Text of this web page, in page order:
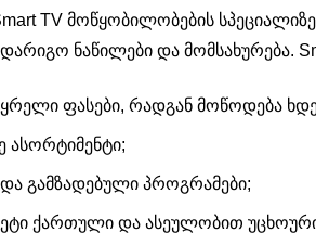
TV მოწყობილობების
ნაწილები და მომსახურება.
ფასები, რადგან მოწოდება
ასორტიმენტი;
გამზადებული პროგრამები;
ქართული და ასეულობით